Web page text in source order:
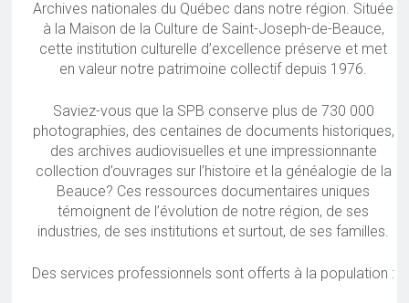
Archives nationales du Québec dans notre région. Située
à la Maison de la Culture de Saint-Joseph-de-Beauce,
cette institution culturelle d’excellence préserve et met
en valeur notre patrimoine collectif depuis 1976.
Saviez-vous que la SPB conserve plus de 730 000
photographies, des centaines de documents historiques,
des archives audiovisuelles et une impressionnante
collection d’ouvrages sur l’histoire et la généalogie de la
Beauce? Ces ressources documentaires uniques
témoignent de l’évolution de notre région, de ses
industries, de ses institutions et surtout, de ses familles.
Des services professionnels sont offerts à la population :